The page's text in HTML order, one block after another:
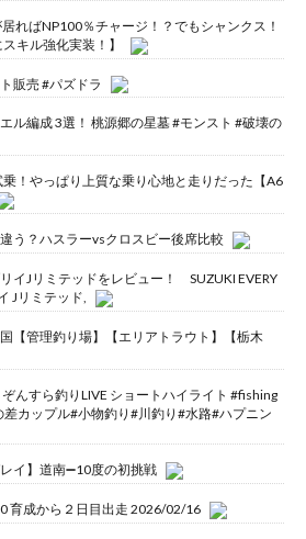
居ればNP100％チャージ！？でもシャンクス！
キル強化実装！】
販売 #パズドラ
ル編成 3選！ 桃源郷の星墓 #モンスト #破壊の
！やっぱり上質な乗り心地と走りだった【A6
う？ハスラーvsクロスビー後席比較
イJリミテッドをレビュー！ SUZUKI EVERY
Jリミテッド,
【管理釣り場】【エリアトラウト】【栃木
んすら釣りLIVE ショートハイライト #fishing
カップル#小物釣り#川釣り#水路#ハプニン
イ】道南➖10度の初挑戦
育成から２日目出走 2026/02/16